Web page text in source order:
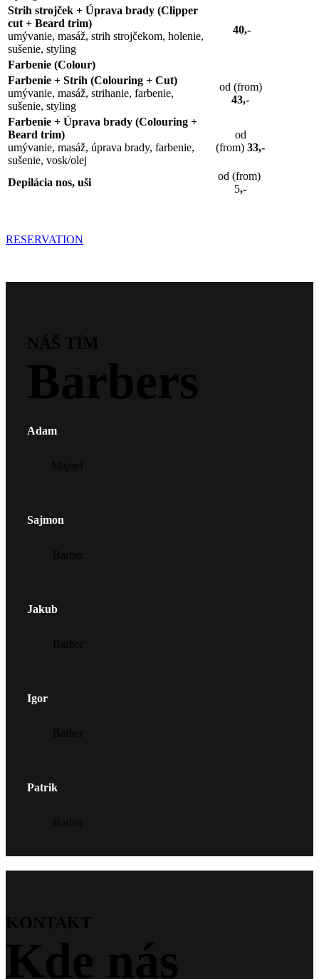
Strih strojček + Úprava brady (Clipper
cut + Beard trim)
umývanie, masáž, strih strojčekom, holenie,
sušenie, styling
40,-
Farbenie (Colour)
Farbenie + Strih (Colouring + Cut)
umývanie, masáž, strihanie, farbenie,
sušenie, styling
od (from)
43,-
Farbenie + Úprava brady (Colouring +
Beard trim)
umývanie, masáž, úprava brady, farbenie,
sušenie, vosk/olej
od
(from) 33,-
Depilácia nos, uši
od (from)
5,-
RESERVATION
Adam
Sajmon
Jakub
Igor
Patrik